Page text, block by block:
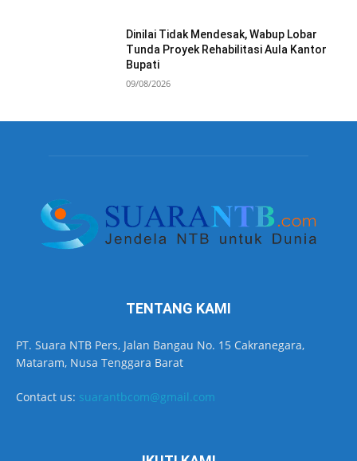
Dinilai Tidak Mendesak, Wabup Lobar
Tunda Proyek Rehabilitasi Aula Kantor
Bupati
09/08/2026
TENTANG KAMI
PT. Suara NTB Pers, Jalan Bangau No. 15 Cakranegara,
Mataram, Nusa Tenggara Barat
Contact us: suarantbcom@gmail.com